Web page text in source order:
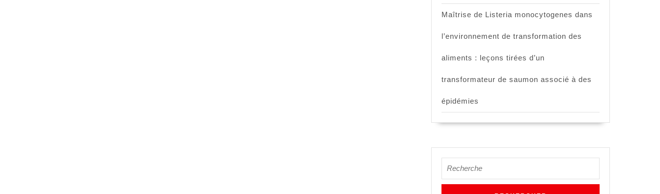
Maîtrise de Listeria monocytogenes dans
l’environnement de transformation des
aliments : leçons tirées d’un
transformateur de saumon associé à des
épidémies
for: